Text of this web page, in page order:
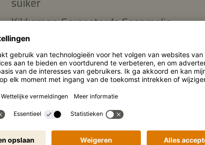
Kikkoman Geroosterde Sesamolie
water
geraspte gember
lenteui voor garnering
geroosterde sesamzaadjes